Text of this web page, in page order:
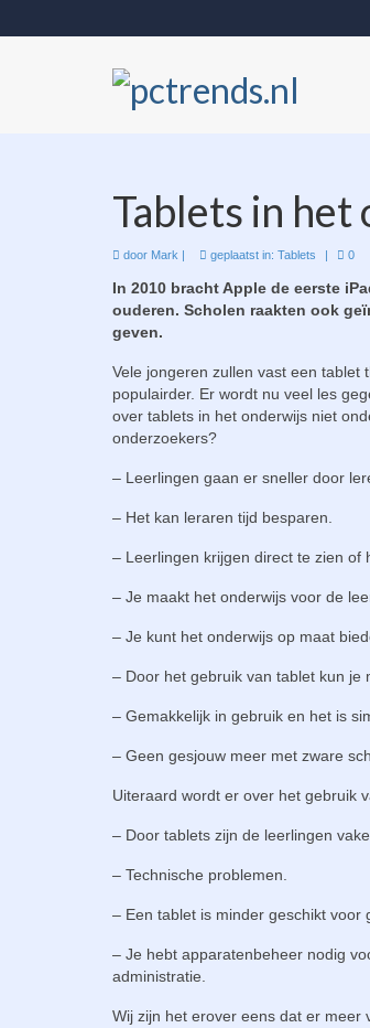
Tablets in het
door Mark | geplaatst in: Tablets | 0
In 2010 bracht Apple de eerste
ouderen. Scholen raakten ook
geven.
Vele jongeren zullen vast een
populairder. Er wordt nu veel les
over tablets in het onderwijs niet
onderzoekers?
– Leerlingen gaan er sneller door
– Het kan leraren tijd besparen.
– Leerlingen krijgen direct te zien of
– Je maakt het onderwijs voor de
– Je kunt het onderwijs op maat
– Door het gebruik van tablet kun je
– Gemakkelijk in gebruik en het is
– Geen gesjouw meer met zware
Uiteraard wordt er over het gebruik
– Door tablets zijn de leerlingen
– Technische problemen.
– Een tablet is minder geschikt voor
– Je hebt apparatenbeheer nodig
administratie.
Wij zijn het erover eens dat er meer